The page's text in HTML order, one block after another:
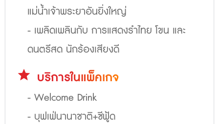
แม่น้ำเจ้าพระยาอันยิ่งใหญ่
- เพลิดเพลินกับ การแสดงรำไทย โขน และ
ดนตรีสด นักร้องเสียงดี
star บริการในแพ็คเกจ
- Welcome Drink
- บุฟเฟ่นานาชาติ+ซีฟู้ด